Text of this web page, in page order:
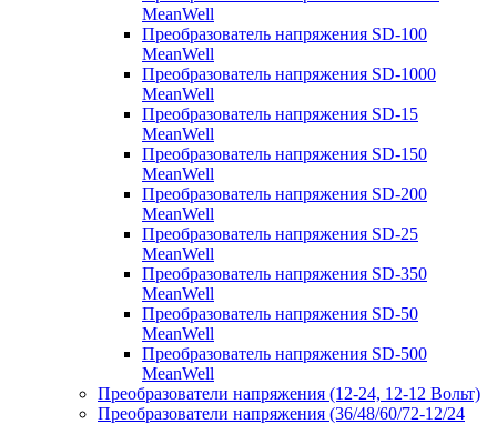
MeanWell
Преобразователь напряжения SD-100
MeanWell
Преобразователь напряжения SD-1000
MeanWell
Преобразователь напряжения SD-15
MeanWell
Преобразователь напряжения SD-150
MeanWell
Преобразователь напряжения SD-200
MeanWell
Преобразователь напряжения SD-25
MeanWell
Преобразователь напряжения SD-350
MeanWell
Преобразователь напряжения SD-50
MeanWell
Преобразователь напряжения SD-500
MeanWell
Преобразователи напряжения (12-24, 12-12 Вольт)
Преобразователи напряжения (36/48/60/72-12/24